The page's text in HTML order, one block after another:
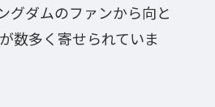
グダムのファンから向と
数多く寄せられていま